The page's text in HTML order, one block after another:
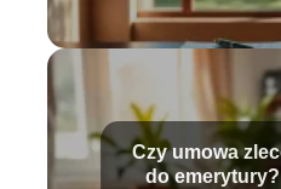
Czy umowa
do